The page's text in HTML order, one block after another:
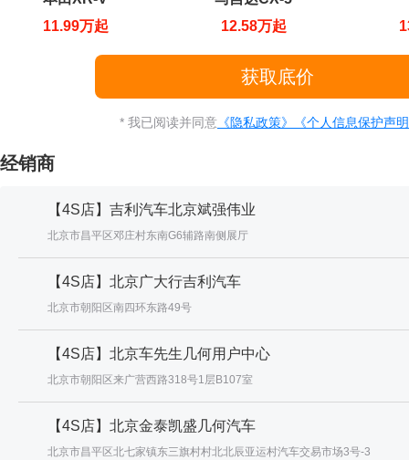
11.99万起
12.58万起
* 我已阅读并同意 《隐私政策》 《个人信息保护声
经销商
【4S店】吉利汽车北京斌强伟业
北京市昌平区邓庄村东南G6辅路南侧展厅
【4S店】北京广大行吉利汽车
北京市朝阳区南四环东路49号
【4S店】北京车先生几何用户中心
北京市朝阳区来广营西路318号1层B107室
【4S店】北京金泰凯盛几何汽车
北京市昌平区北七家镇东三旗村村北北辰亚运村汽车交易市场3号-3